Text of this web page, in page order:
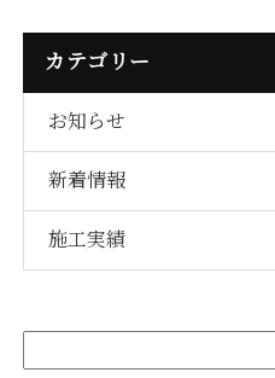
カテゴリー
お知らせ
新着情報
施工実績